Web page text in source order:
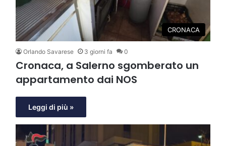
CRONACA
Orlando Savarese 3 giorni fa 0
Cronaca, a Salerno sgomberato un
appartamento dai NOS
Leggi di più »